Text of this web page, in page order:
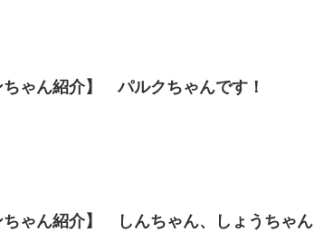
ゃん紹介】 パルクちゃんです！
ちゃん紹介】 しんちゃん、しょうちゃん